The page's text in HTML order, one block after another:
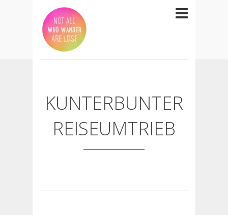
KUNTERBUNTER
REISEUMTRIEB